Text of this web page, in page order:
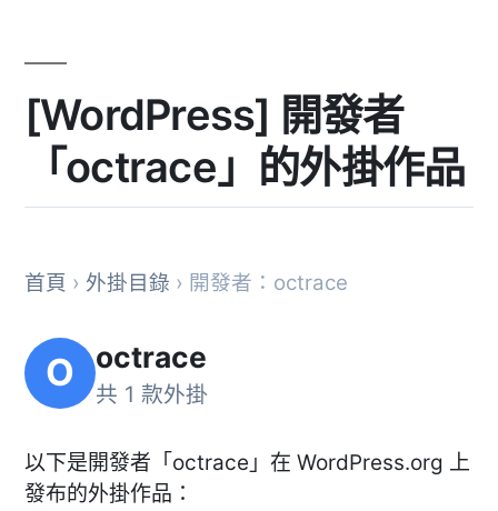
[WordPress] 開發者
「octrace」的外掛作品
首頁 › 外掛目錄 › 開發者：octrace
O octrace
共 1 款外掛
以下是開發者「octrace」在 WordPress.org 上
發布的外掛作品：